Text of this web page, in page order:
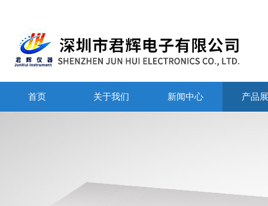
首页 关于我们 新闻中心 产品